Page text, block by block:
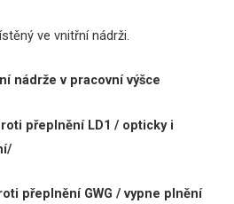
ve vnitřní nádrži.
nádrže v pracovní výšce
přeplnění LD1 / opticky i
přeplnění GWG / vypne plnění